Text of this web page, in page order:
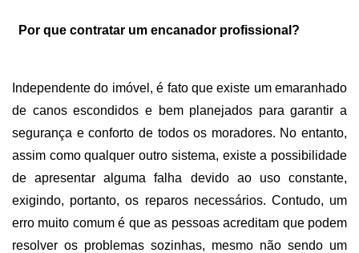
Por que contratar um encanador profissional?
Independente do imóvel, é fato que existe um emaranhado
de canos escondidos e bem planejados para garantir a
segurança e conforto de todos os moradores. No entanto,
assim como qualquer outro sistema, existe a possibilidade
de apresentar alguma falha devido ao uso constante,
exigindo, portanto, os reparos necessários. Contudo, um
erro muito comum é que as pessoas acreditam que podem
resolver os problemas sozinhas, mesmo não sendo um